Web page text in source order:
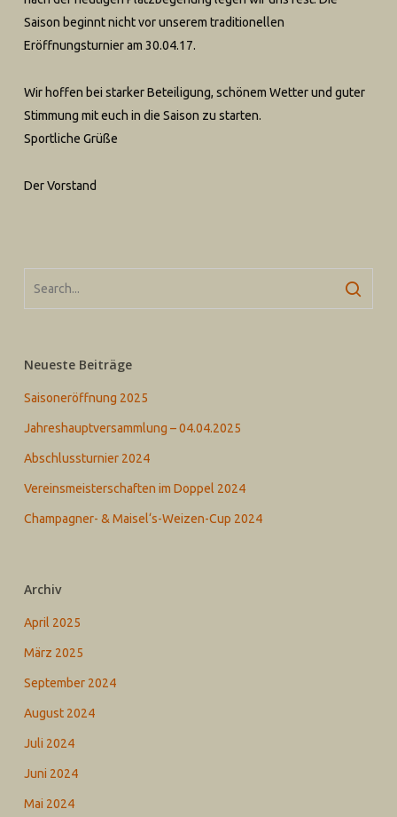
Saison beginnt nicht vor unserem traditionellen
Eröffnungsturnier am 30.04.17.
Wir hoffen bei starker Beteiligung, schönem Wetter und guter
Stimmung mit euch in die Saison zu starten.
Sportliche Grüße
Der Vorstand
Neueste Beiträge
Saisoneröffnung 2025
Jahreshauptversammlung – 04.04.2025
Abschlussturnier 2024
Vereinsmeisterschaften im Doppel 2024
Champagner- & Maisel‘s-Weizen-Cup 2024
Archiv
April 2025
März 2025
September 2024
August 2024
Juli 2024
Juni 2024
Mai 2024